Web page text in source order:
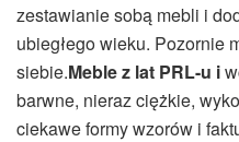
zestawianie sobą mebli i
ubiegłego wieku. Pozornie
siebie.Meble z lat PRL-u i
barwne, nieraz ciężkie,
ciekawe formy wzorów i